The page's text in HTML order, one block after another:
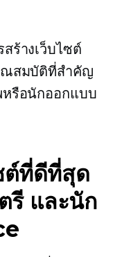
ร้างเว็บไซต์
สมบัติที่สำคัญ
หรือนักออกแบบ
ต์ที่ดีที่สุด
รี และนัก